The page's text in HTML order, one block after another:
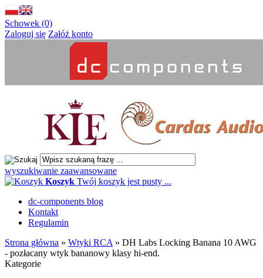
Schowek (0)
Zaloguj się Załóż konto
wyszukiwanie zaawansowane
Koszyk Twój koszyk jest pusty ...
dc-components blog
Kontakt
Regulamin
Strona główna » Wtyki RCA » DH Labs Locking Banana 10 AWG
- pozłacany wtyk bananowy klasy hi-end.
Kategorie